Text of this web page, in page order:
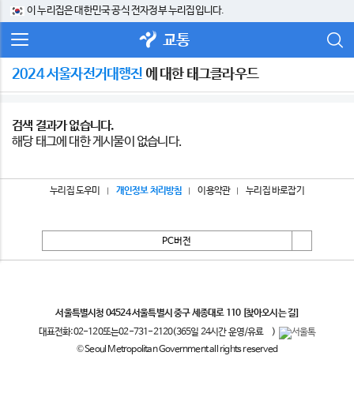
이 누리집은 대한민국 공식 전자정부 누리집입니다.
교통
2024 서울자전거대행진 에 대한 태그클라우드
검색 결과가 없습니다.
해당 태그에 대한 게시물이 없습니다.
누리집 도우미 개인정보 처리방침 이용약관 누리집 바로잡기
PC버전
서울특별시청 04524 서울특별시 중구 세종대로 110 [찾아오시는 길]
대표전화:02-120또는02-731-2120(365일 24시간 운영/유료
)
© Seoul Metropolitan Government all rights reserved